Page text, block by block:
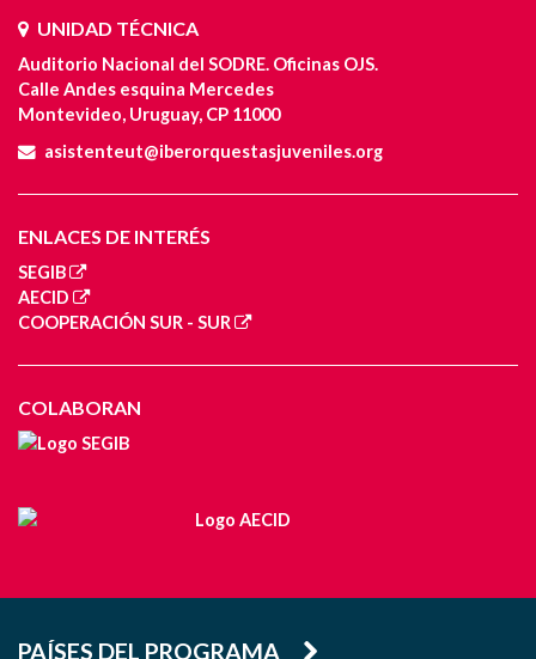
UNIDAD TÉCNICA
Auditorio Nacional del SODRE. Oficinas OJS.
Calle Andes esquina Mercedes
Montevideo, Uruguay, CP 11000
asistenteut@iberorquestasjuveniles.org
ENLACES DE INTERÉS
SEGIB
AECID
COOPERACIÓN SUR - SUR
COLABORAN
PAÍSES DEL PROGRAMA